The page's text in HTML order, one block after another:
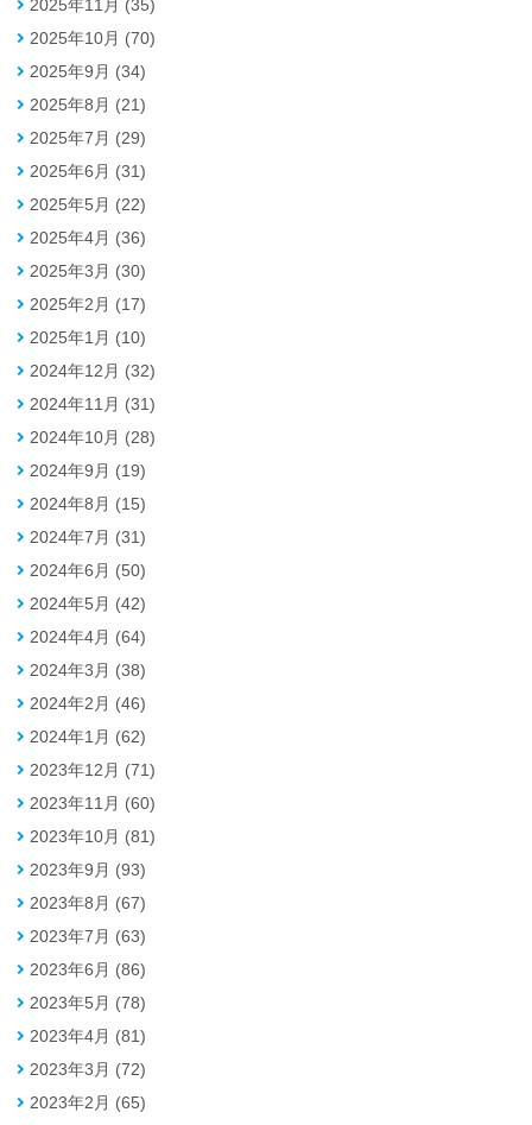
2025年11月 (35)
2025年10月 (70)
2025年9月 (34)
2025年8月 (21)
2025年7月 (29)
2025年6月 (31)
2025年5月 (22)
2025年4月 (36)
2025年3月 (30)
2025年2月 (17)
2025年1月 (10)
2024年12月 (32)
2024年11月 (31)
2024年10月 (28)
2024年9月 (19)
2024年8月 (15)
2024年7月 (31)
2024年6月 (50)
2024年5月 (42)
2024年4月 (64)
2024年3月 (38)
2024年2月 (46)
2024年1月 (62)
2023年12月 (71)
2023年11月 (60)
2023年10月 (81)
2023年9月 (93)
2023年8月 (67)
2023年7月 (63)
2023年6月 (86)
2023年5月 (78)
2023年4月 (81)
2023年3月 (72)
2023年2月 (65)